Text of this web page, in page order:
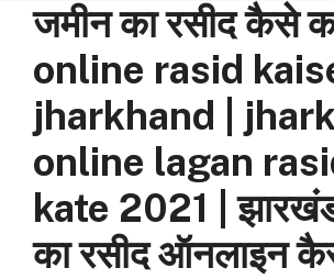
जमीन का रसीद कैसे
online rasid
jharkhand |
online lagan
kate 2021 |
का रसीद ऑनलाइन